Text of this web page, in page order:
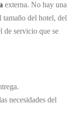
externa. No hay una
tamaño del hotel, del
de servicio que se
necesidades del